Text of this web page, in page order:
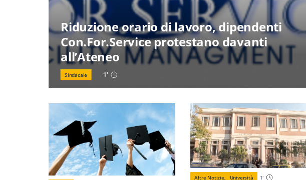
Riduzione orario di lavoro, dipendenti
Con.For.Service protestano davanti
all’Ateneo
Sindacale 1'
Altre Notizie, Università 1'